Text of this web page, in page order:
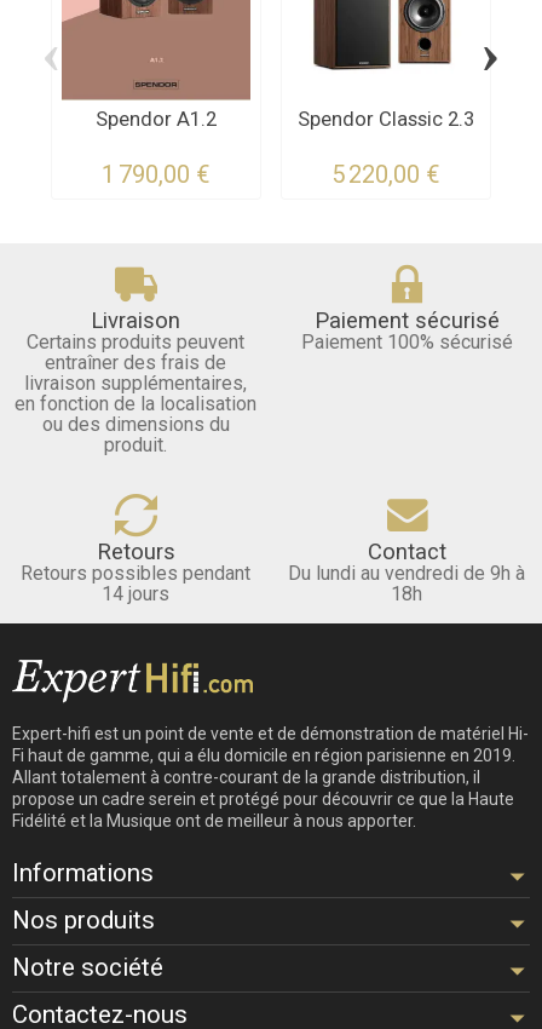
Spendor A1.2
1 790,00 €
Spendor Classic 2.3
5 220,00 €
‹ ›
Livraison
Certains produits peuvent
entraîner des frais de
livraison supplémentaires,
en fonction de la localisation
ou des dimensions du
produit.
Paiement sécurisé
Paiement 100% sécurisé
Retours
Retours possibles pendant
14 jours
Contact
Du lundi au vendredi de 9h à
18h
Expert-hifi est un point de vente et de démonstration de matériel Hi-
Fi haut de gamme, qui a élu domicile en région parisienne en 2019.
Allant totalement à contre-courant de la grande distribution, il
propose un cadre serein et protégé pour découvrir ce que la Haute
Fidélité et la Musique ont de meilleur à nous apporter.
Informations
Nos produits
Notre société
Contactez-nous